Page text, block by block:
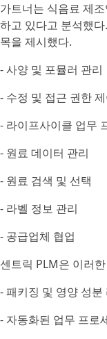
가트너는 식음료 제
하고 있다고 분석했
목을 제시했다.
- 사양 및 포뮬러 관리
- 수정 및 접근 권한
- 라이프사이클 업무
- 원료 데이터 관리
- 원료 검색 및 선택
- 라벨 정보 관리
- 공급업체 협업
센트릭 PLM은 이러
- 패키징 및 영양 성분
- 자동화된 업무 프로